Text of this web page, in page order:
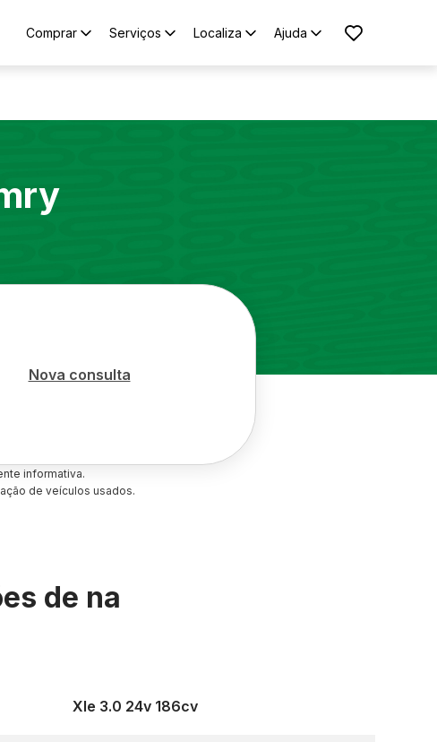
Comprar Serviços Localiza Ajuda
Nova consulta
informativa.
de veículos usados.
de na
Xle 3.0 24v 186cv